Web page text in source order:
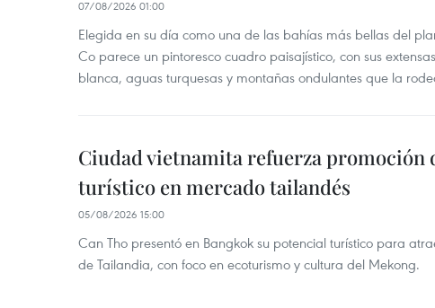
07/08/2026 01:00
Elegida en su día como una de las bahías más bellas del
Co parece un pintoresco cuadro paisajístico, con sus
blanca, aguas turquesas y montañas ondulantes que la
Ciudad vietnamita refuerza promoción
turístico en mercado tailandés
05/08/2026 15:00
Can Tho presentó en Bangkok su potencial turístico para
de Tailandia, con foco en ecoturismo y cultura del Mekong.